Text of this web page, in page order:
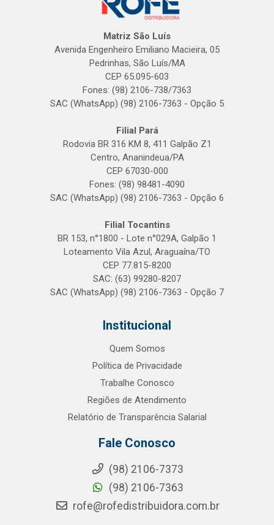
Matriz São Luís
Avenida Engenheiro Emiliano Macieira, 05
Pedrinhas, São Luís/MA
CEP 65.095-603
Fones: (98) 2106-738/7363
SAC (WhatsApp) (98) 2106-7363 - Opção 5
Filial Pará
Rodovia BR 316 KM 8, 411 Galpão Z1
Centro, Ananindeua/PA
CEP 67030-000
Fones: (98) 98481-4090
SAC (WhatsApp) (98) 2106-7363 - Opção 6
Filial Tocantins
BR 153, n°1800 - Lote n°029A, Galpão 1
Loteamento Vila Azul, Araguaína/TO
CEP 77.815-8200
SAC: (63) 99280-8207
SAC (WhatsApp) (98) 2106-7363 - Opção 7
Institucional
Quem Somos
Política de Privacidade
Trabalhe Conosco
Regiões de Atendimento
Relatório de Transparência Salarial
Fale Conosco
(98) 2106-7373
(98) 2106-7363
rofe@rofedistribuidora.com.br